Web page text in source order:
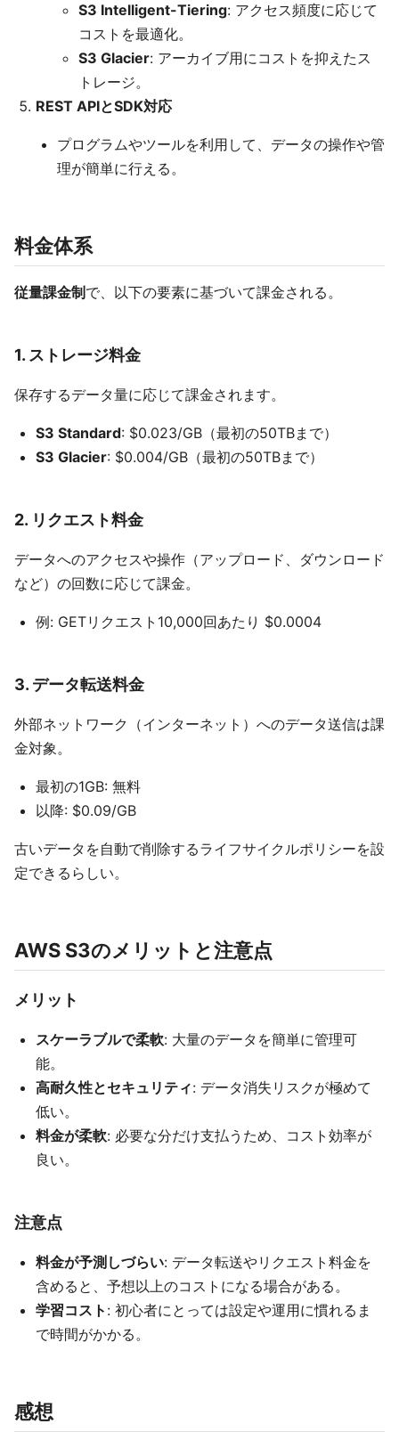
S3 Intelligent-Tiering: アクセス頻度に応じて
コストを最適化。
S3 Glacier: アーカイブ用にコストを抑えたス
トレージ。
REST APIとSDK対応
プログラムやツールを利用して、データの操作や管
理が簡単に行える。
料金体系
従量課金制 で、以下の要素に基づいて課金される。
1. ストレージ料金
保存するデータ量に応じて課金されます。
S3 Standard: $0.023/GB（最初の50TBまで）
S3 Glacier: $0.004/GB（最初の50TBまで）
2. リクエスト料金
データへのアクセスや操作（アップロード、ダウンロード
など）の回数に応じて課金。
例: GETリクエスト10,000回あたり $0.0004
3. データ転送料金
外部ネットワーク（インターネット）へのデータ送信は課
金対象。
最初の1GB: 無料
以降: $0.09/GB
古いデータを自動で削除するライフサイクルポリシーを設
定できるらしい。
AWS S3のメリットと注意点
メリット
スケーラブルで柔軟: 大量のデータを簡単に管理可
能。
高耐久性とセキュリティ: データ消失リスクが極めて
低い。
料金が柔軟: 必要な分だけ支払うため、コスト効率が
良い。
注意点
料金が予測しづらい: データ転送やリクエスト料金を
含めると、予想以上のコストになる場合がある。
学習コスト : 初心者にとっては設定や運用に慣れるま
で時間がかかる。
感想